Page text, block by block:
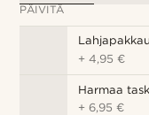
PÄIVITÄ
+4,95 €
Harmaa
+6,95 €